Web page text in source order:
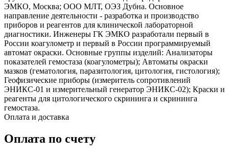
ЭМКО, Москва; ООО МЛТ, ОЭЗ Дубна. Основное
направление деятельности - разработка и производство
приборов и реагентов для клинической лабораторной
диагностики. Инженеры ГК ЭМКО разработали первый в
России коагулометр и первый в России программируемый
автомат окраски. Основные группы изделий: Анализаторы
показателей гемостаза (коагулометры); Автоматы окраски
мазков (гематология, паразитология, цитология, гистология);
Геофизические приборы (измеритель сопротивлений
ЭНИКС-01 и измерительный генератор ЭНИКС-02); Краски и
реагенты для цитологического скрининга и скрининга
гемостаза.
Оплата и доставка
Оплата по счету